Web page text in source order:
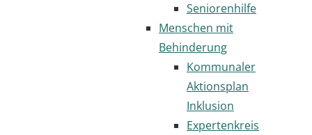
Seniorenhilfe
Menschen mit
Behinderung
Kommunaler
Aktionsplan
Inklusion
Expertenkreis